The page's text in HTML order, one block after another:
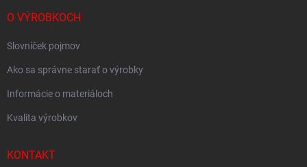
O VÝROBKOCH
Slovníček pojmov
Ako sa správne starať o výrobky
Informácie o materiáloch
Kvalita výrobkov
KONTAKT